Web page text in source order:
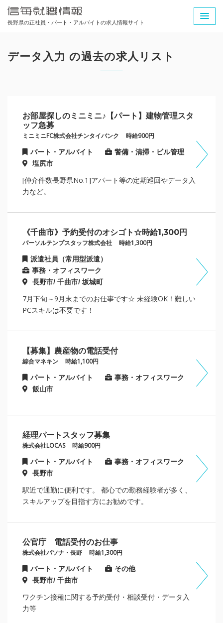
長野県の正社員・パート・アルバイトの求人情報サイト
データ入力 の過去の求人リスト
お部屋探しのミニミニ♪【パート】建物管理スタ
ッフ急募
ミニミニFC株式会社チンタイバンク 時給900円
パート・アルバイト
警備・清掃・ビル管理
塩尻市
[仲介件数長野県No.1]アパート等の定期巡回やデータ入
力など。
《千曲市》予約受付のオシゴト☆時給1,300円
パーソルテンプスタッフ株式会社 時給1,300円
派遣社員（常用型派遣）
事務・オフィスワーク
長野市/ 千曲市/ 坂城町
7月下旬～9月末までのお仕事です☆ 未経験OK！難しい
PCスキルは不要です！
【募集】農産物の電話受付
綜合マネキン 時給1,100円
パート・アルバイト
事務・オフィスワーク
飯山市
経理パートスタッフ募集
株式会社LOCAS 時給900円
パート・アルバイト
事務・オフィスワーク
長野市
駅近で通勤に便利です。 都心での勤務経験者が多く、
スキルアップを目指す方にお勧めです。
公官庁 電話受付のお仕事
株式会社パソナ・長野 時給1,300円
パート・アルバイト
その他
長野市/ 千曲市
ワクチン接種に関する予約受付・相談受付・データ入
力等